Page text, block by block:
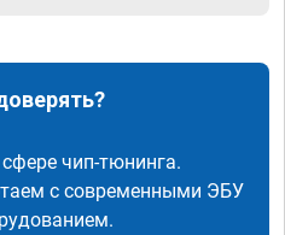
чип-тюнинга.
с современными ЭБУ